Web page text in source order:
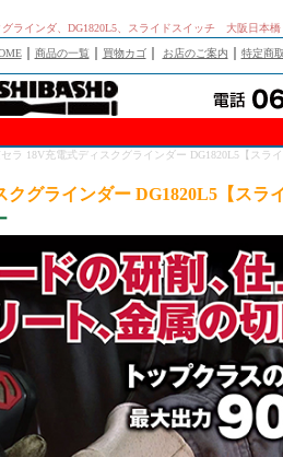
ラインダ、DG1820L5、スライドスイッチ 大阪日本橋
｜ 商品の一覧 買物カゴ｜ お店のご案内 特定商
ラ 18V充電式ディスクグラインダー DG1820L5【スライ
グラインダー DG1820L5【スラ